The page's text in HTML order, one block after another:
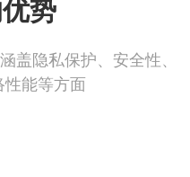
势
盖隐私保护、安全性、
能等方面